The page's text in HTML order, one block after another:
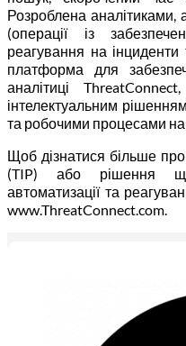
Розроблена аналітиками,
(операції із
реагування на інциденти
платформа для
аналітиці
інтелектуальним
та робочими процесами
Щоб дізнатися більше
(TIP) або рішення
автоматизації та
www.ThreatConnect.com.